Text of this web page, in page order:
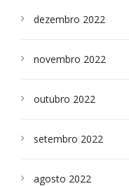
dezembro 2022
novembro 2022
outubro 2022
setembro 2022
agosto 2022